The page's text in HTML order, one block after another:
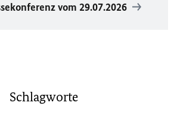
vom 29.07.2026
Schlagworte